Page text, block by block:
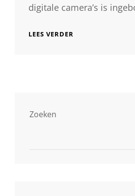
digitale camera’s is
LEES VERDER
Zoeken